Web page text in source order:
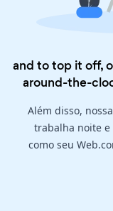
and to top it off,
around-the-
Além disso,
trabalha noite
como seu